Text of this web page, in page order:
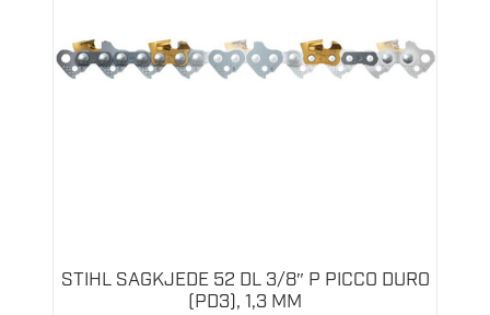
STIHL SAGKJEDE 52 DL 3/8″ P PICCO DURO
(PD3), 1,3 MM